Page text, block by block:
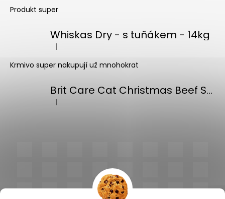
Produkt super
Whiskas Dry - s tuňákem - 14kg
Hodnocení produktu je 5 z 5 hvězdiček.
|
Krmivo super nakupují už mnohokrat
Brit Care Cat Christmas Beef Soup 75g
Hodnocení produktu je 5 z 5 hvězdiček.
|